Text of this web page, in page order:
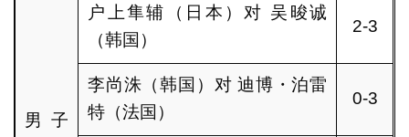
男子
户上隼辅（日本）对 吴晙诚
（韩国）
2-3
李尚洙（韩国）对 迪博・泊雷
特（法国）
0-3